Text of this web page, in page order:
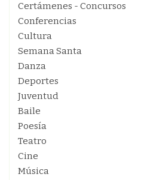
Certámenes - Concursos
Conferencias
Cultura
Semana Santa
Danza
Deportes
Juventud
Baile
Poesía
Teatro
Cine
Música